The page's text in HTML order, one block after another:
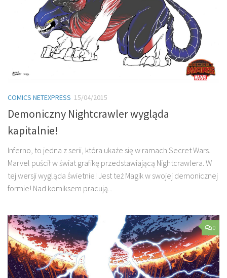
COMICS NETEXPRESS 15/04/2015
Demoniczny Nightcrawler wygląda
kapitalnie!
Inferno, to jedna z serii, która ukaże się w ramach Secret Wars.
Marvel puścił w świat grafikę przedstawiającą Nightcrawlera. W
tej wersji wygląda świetnie! Jest też Magik w swojej demonicznej
formie! Nad komiksem pracują...
0